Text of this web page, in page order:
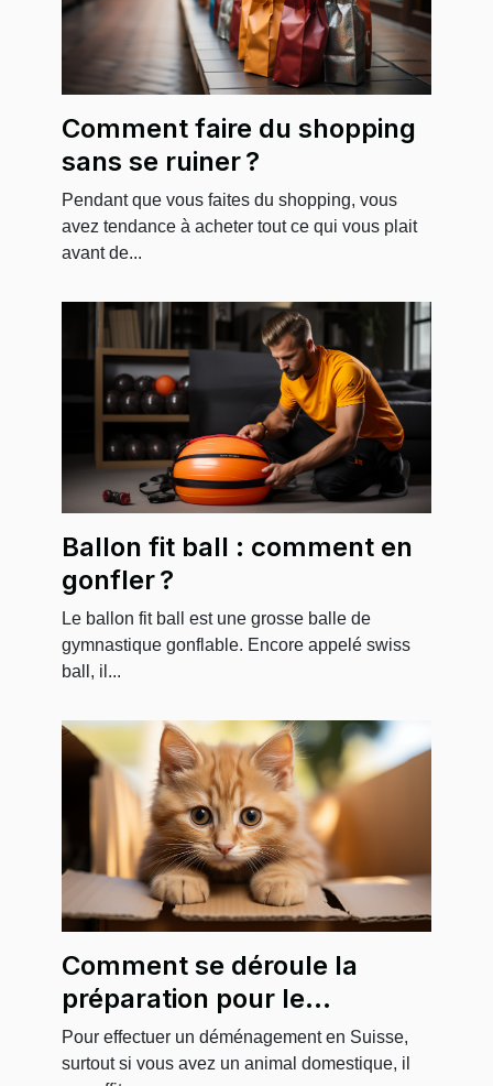
Comment faire du shopping
sans se ruiner ?
Pendant que vous faites du shopping, vous
avez tendance à acheter tout ce qui vous plait
avant de...
Ballon fit ball : comment en
gonfler ?
Le ballon fit ball est une grosse balle de
gymnastique gonflable. Encore appelé swiss
ball, il...
Comment se déroule la
préparation pour le
déménagement avec un
animal en Suisse ?
Pour effectuer un déménagement en Suisse,
surtout si vous avez un animal domestique, il